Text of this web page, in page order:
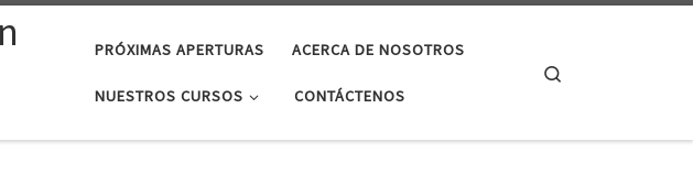
PRÓXIMAS APERTURAS ACERCA DE NOSOTROS
NUESTROS CURSOS CONTÁCTENOS